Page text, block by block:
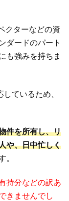
クターなどの資
ダードのパート
も強みを持ちま
ているため、
件を所有し、リ
や、日中忙しく
。
持分などの訳あ
きませんでし